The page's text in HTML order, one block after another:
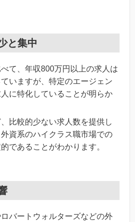
と集中
て、年収800万円以上の求人は
いますが、特定のエージェン
人に特化していることが明らか
比較的少ない求人数を提供し
資系のハイクラス職市場での
であることがわかります。
バートウォルターズなどの外